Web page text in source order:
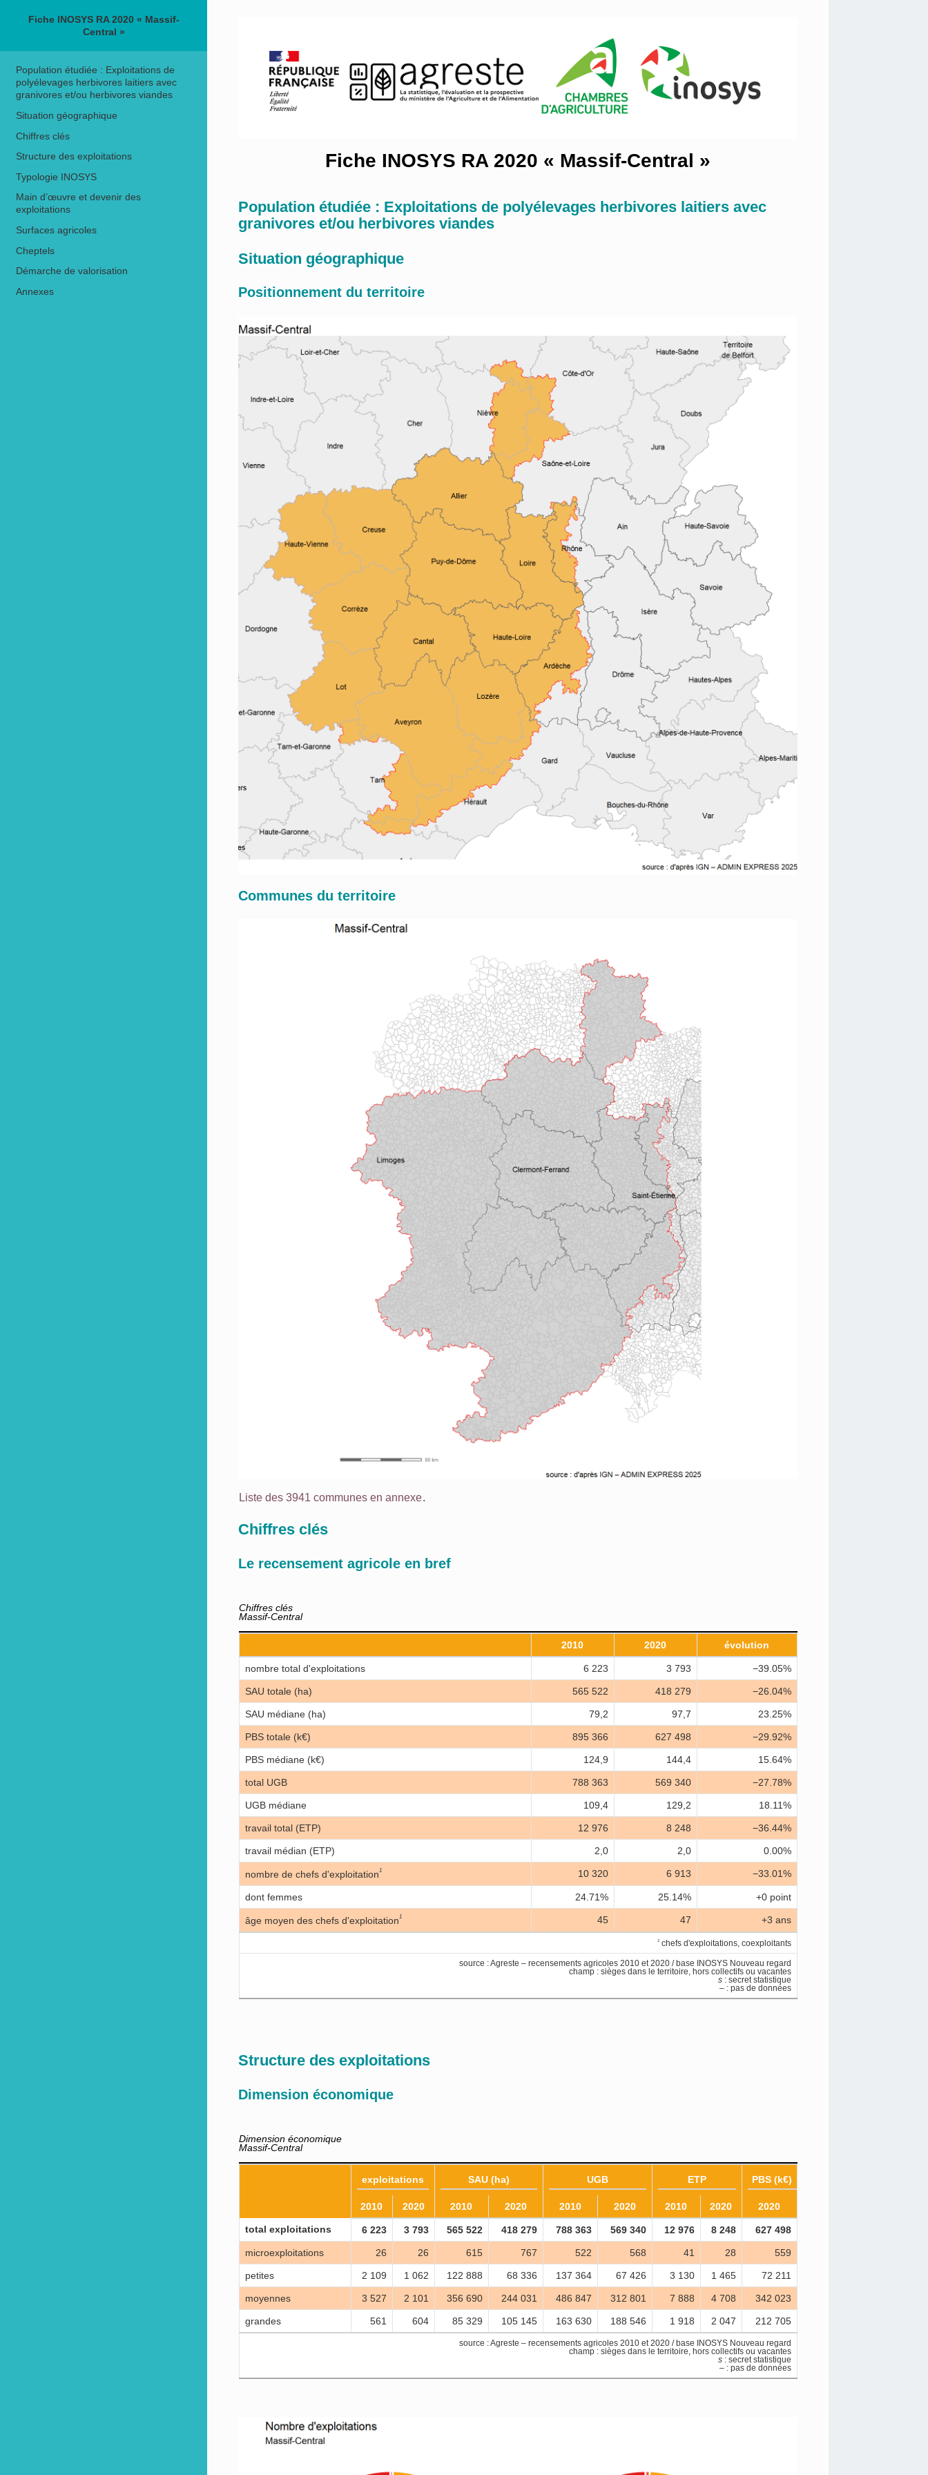
Fiche INOSYS RA 2020 « Massif-Central »
Fiche INOSYS RA 2020 « Massif-
Central »
Population étudiée : Exploitations de
polyélevages herbivores laitiers avec
granivores et/ou herbivores viandes
Situation géographique
Chiffres clés
Structure des exploitations
Typologie INOSYS
Main d’œuvre et devenir des
exploitations
Surfaces agricoles
Cheptels
Démarche de valorisation
Annexes
Population étudiée : Exploitations de polyélevages herbivores laitiers avec
granivores et/ou herbivores viandes
Situation géographique
Positionnement du territoire
Communes du territoire
Liste des 3941 communes en annexe.
Chiffres clés
Le recensement agricole en bref
Chiffres clés
Massif-Central
2010 2020 évolution
nombre total d'exploitations 6 223 3 793 −39.05%
SAU totale (ha) 565 522 418 279 −26.04%
SAU médiane (ha) 79,2 97,7 23.25%
PBS totale (k€) 895 366 627 498 −29.92%
PBS médiane (k€) 124,9 144,4 15.64%
total UGB 788 363 569 340 −27.78%
UGB médiane 109,4 129,2 18.11%
travail total (ETP) 12 976 8 248 −36.44%
travail médian (ETP) 2,0 2,0 0.00%
nombre de chefs d'exploitation 1 10 320 6 913 −33.01%
dont femmes 24.71% 25.14% +0 point
âge moyen des chefs d'exploitation 1 45 47 +3 ans
source : Agreste – recensements agricoles 2010 et 2020 / base INOSYS Nouveau regard
champ : sièges dans le territoire, hors collectifs ou vacantes
s: secret statistique
– : pas de données
1chefs d'exploitations, coexploitants
Structure des exploitations
Dimension économique
Dimension économique
Massif-Central
exploitations SAU (ha) UGB ETP PBS (k€)
2010 2020 2010 2020 2010 2020 2010 2020 2020
total exploitations 6 223 3 793 565 522 418 279 788 363 569 340 12 976 8 248 627 498
microexploitations 26 26 615 767 522 568 41 28 559
petites 2 109 1 062 122 888 68 336 137 364 67 426 3 130 1 465 72 211
moyennes 3 527 2 101 356 690 244 031 486 847 312 801 7 888 4 708 342 023
grandes 561 604 85 329 105 145 163 630 188 546 1 918 2 047 212 705
source : Agreste – recensements agricoles 2010 et 2020 / base INOSYS Nouveau regard
champ : sièges dans le territoire, hors collectifs ou vacantes
s: secret statistique
– : pas de données